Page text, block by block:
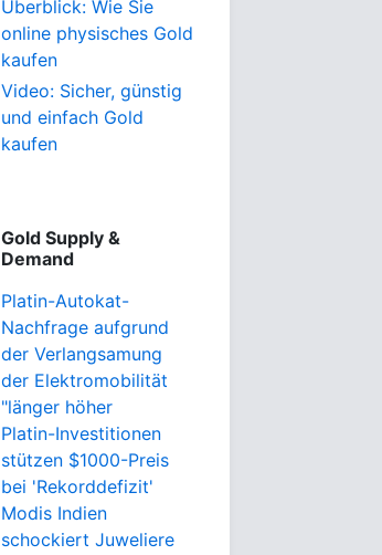
Überblick: Wie Sie
online physisches Gold
kaufen
Video: Sicher, günstig
und einfach Gold
kaufen
Gold Supply &
Demand
Platin-Autokat-
Nachfrage aufgrund
der Verlangsamung
der Elektromobilität
"länger höher
Platin-Investitionen
stützen $1000-Preis
bei 'Rekorddefizit'
Modis Indien
schockiert Juweliere